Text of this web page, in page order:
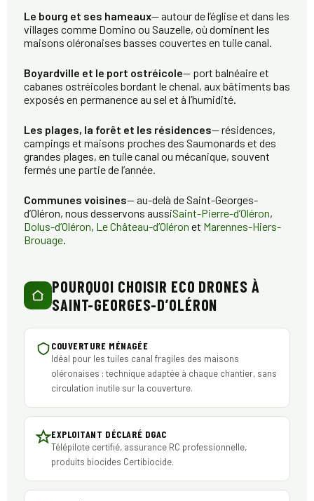
Le bourg et ses hameaux— autour de l’église et dans les
villages comme Domino ou Sauzelle, où dominent les
maisons oléronaises basses couvertes en tuile canal.
Boyardville et le port ostréicole— port balnéaire et
cabanes ostréicoles bordant le chenal, aux bâtiments bas
exposés en permanence au sel et à l’humidité.
Les plages, la forêt et les résidences— résidences,
campings et maisons proches des Saumonards et des
grandes plages, en tuile canal ou mécanique, souvent
fermés une partie de l’année.
Communes voisines— au-delà de Saint-Georges-
d’Oléron, nous desservons aussiSaint-Pierre-d’Oléron,
Dolus-d’Oléron, Le Château-d’Oléron et Marennes-Hiers-
Brouage.
POURQUOI CHOISIR ECO DRONES À
SAINT-GEORGES-D’OLÉRON
COUVERTURE MÉNAGÉE
Idéal pour les tuiles canal fragiles des maisons
oléronaises : technique adaptée à chaque chantier, sans
circulation inutile sur la couverture.
EXPLOITANT DÉCLARÉ DGAC
Télépilote certifié, assurance RC professionnelle,
produits biocides Certibiocide.